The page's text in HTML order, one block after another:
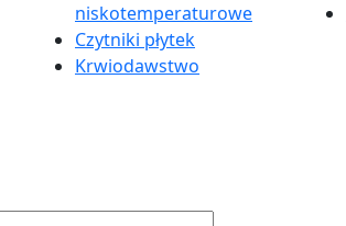
niskotemperaturowe
Czytniki płytek
Krwiodawstwo